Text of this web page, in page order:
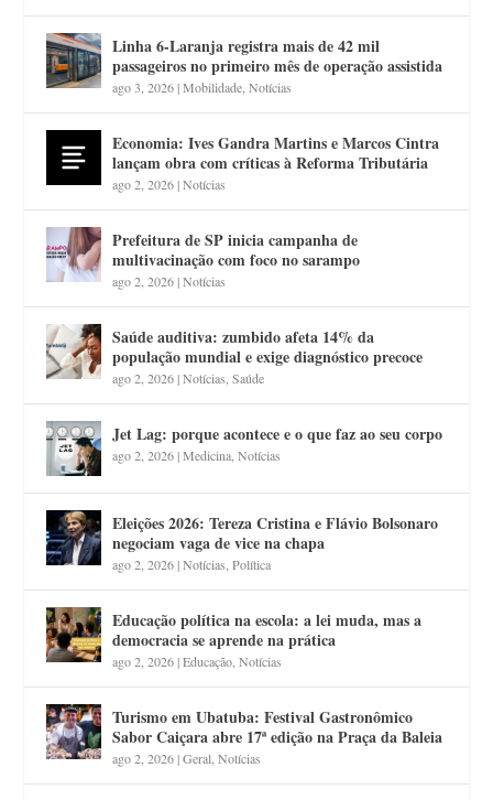
Linha 6-Laranja registra mais de 42 mil
passageiros no primeiro mês de operação assistida
ago 3, 2026|Mobilidade ,Notícias
Economia: Ives Gandra Martins e Marcos Cintra
lançam obra com críticas à Reforma Tributária
ago 2, 2026|Notícias
Prefeitura de SP inicia campanha de
multivacinação com foco no sarampo
ago 2, 2026|Notícias
Saúde auditiva: zumbido afeta 14% da
população mundial e exige diagnóstico precoce
ago 2, 2026|Notícias ,Saúde
Jet Lag: porque acontece e o que faz ao seu corpo
ago 2, 2026|Medicina ,Notícias
Eleições 2026: Tereza Cristina e Flávio Bolsonaro
negociam vaga de vice na chapa
ago 2, 2026|Notícias ,Política
Educação política na escola: a lei muda, mas a
democracia se aprende na prática
ago 2, 2026|Educação ,Notícias
Turismo em Ubatuba: Festival Gastronômico
Sabor Caiçara abre 17ª edição na Praça da Baleia
ago 2, 2026|Geral ,Notícias